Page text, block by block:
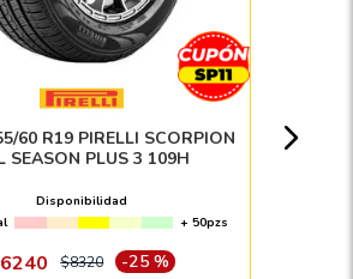
60 R19 PIRELLI SCORPION
SEASON PLUS 3 109H
Disponibilidad
+ 50pzs
6240 $8320 -25 %